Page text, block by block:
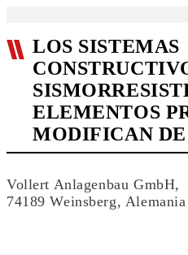
LOS SISTEMAS
ELEMENTOS
MODIFICAN
Vollert Anlagenbau GmbH,
74189 Weinsberg, Alemania